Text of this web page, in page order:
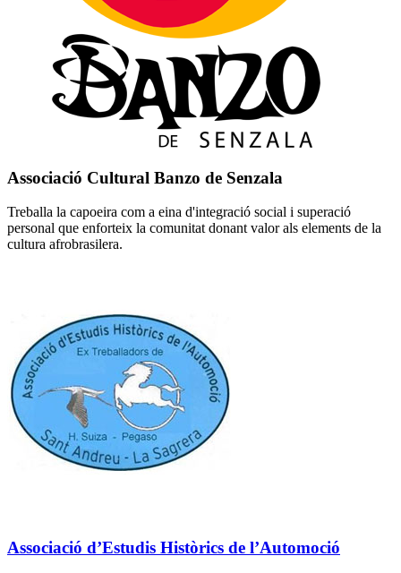
Associació Cultural Banzo de Senzala
Treballa la capoeira com a eina d'integració social i superació
personal que enforteix la comunitat donant valor als elements de la
cultura afrobrasilera.
Associació d’Estudis Històrics de l’Automoció